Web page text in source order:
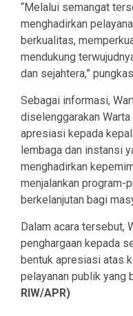
“Melalui semangat
menghadirkan
berkualitas,
mendukung
dan sejahtera,”
Sebagai informasi,
diselenggarakan
apresiasi kepada
lembaga dan instansi
menghadirkan
menjalankan program-
berkelanjutan bagi
Dalam acara tersebut,
penghargaan kepada
bentuk apresiasi atas
pelayanan publik yang
RIW/APR)